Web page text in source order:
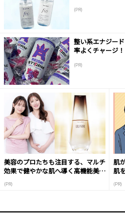
(PR)
整い系エナジー
率よくチャージ！
(PR)
美容のプロたちも注目する、マルチ
効果で健やかな肌へ導く高機能美容
(PR)
肌
肌
(PR)